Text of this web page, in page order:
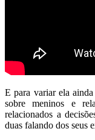
E para variar ela
sobre meninos e
relacionados a
duas falando dos seus